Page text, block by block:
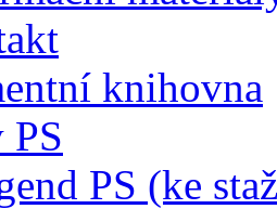
knihovna
PS (ke